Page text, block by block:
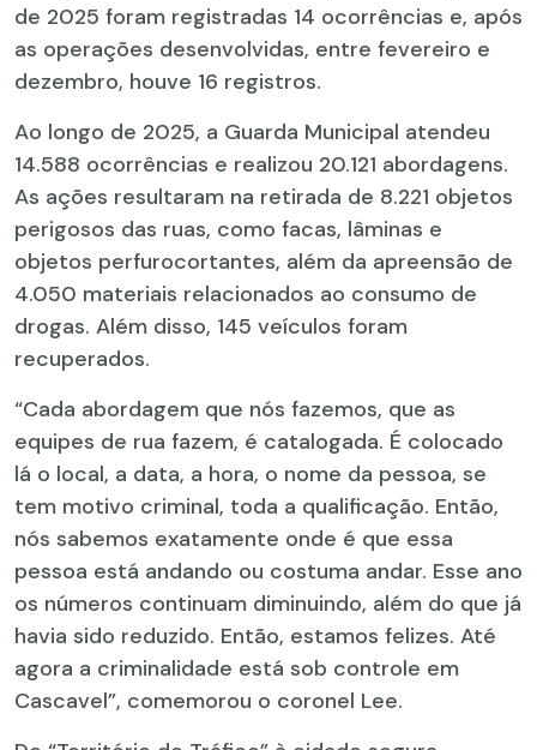
de 2025 foram registradas 14 ocorrências e, após
as operações desenvolvidas, entre fevereiro e
dezembro, houve 16 registros.
Ao longo de 2025, a Guarda Municipal atendeu
14.588 ocorrências e realizou 20.121 abordagens.
As ações resultaram na retirada de 8.221 objetos
perigosos das ruas, como facas, lâminas e
objetos perfurocortantes, além da apreensão de
4.050 materiais relacionados ao consumo de
drogas. Além disso, 145 veículos foram
recuperados.
“Cada abordagem que nós fazemos, que as
equipes de rua fazem, é catalogada. É colocado
lá o local, a data, a hora, o nome da pessoa, se
tem motivo criminal, toda a qualificação. Então,
nós sabemos exatamente onde é que essa
pessoa está andando ou costuma andar. Esse ano
os números continuam diminuindo, além do que já
havia sido reduzido. Então, estamos felizes. Até
agora a criminalidade está sob controle em
Cascavel”, comemorou o coronel Lee.